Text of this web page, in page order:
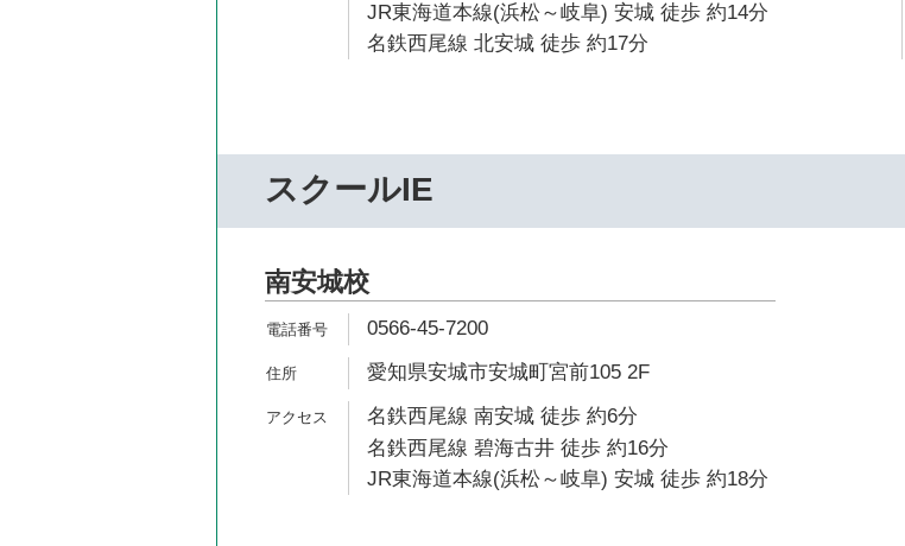
JR東海道本線(浜松～岐阜) 安城 徒歩 約14分
名鉄西尾線 北安城 徒歩 約17分
スクールIE
南安城校
0566-45-7200
愛知県安城市安城町宮前105 2F
名鉄西尾線 南安城 徒歩 約6分
名鉄西尾線 碧海古井 徒歩 約16分
JR東海道本線(浜松～岐阜) 安城 徒歩 約18分